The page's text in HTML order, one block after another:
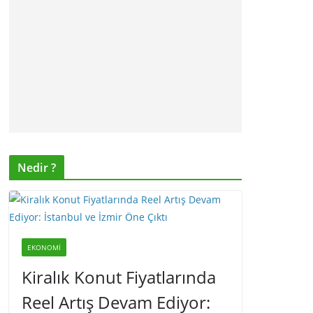
Nedir ?
EKONOMI
Kiralık Konut Fiyatlarında
Reel Artış Devam Ediyor: